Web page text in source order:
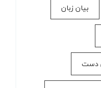
بیان زبان
دست